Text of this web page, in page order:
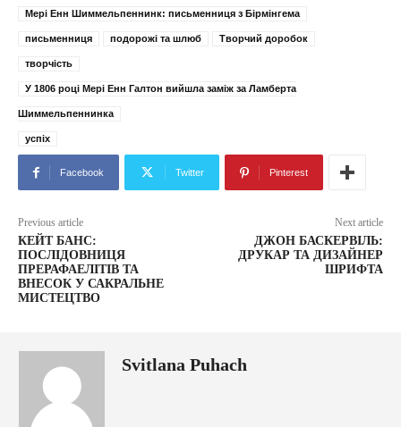
Мері Енн Шиммельпеннинк: письменниця з Бірмінгема
письменниця подорожі та шлюб Творчий доробок
творчість
У 1806 році Мері Енн Галтон вийшла заміж за Ламберта
Шиммельпеннинка
успіх
Facebook Twitter Pinterest
Previous article
КЕЙТ БАНС:
ПОСЛІДОВНИЦЯ
ПРЕРАФАЕЛІТІВ ТА
ВНЕСОК У САКРАЛЬНЕ
МИСТЕЦТВО
Next article
ДЖОН БАСКЕРВІЛЬ:
ДРУКАР ТА ДИЗАЙНЕР
ШРИФТА
Svitlana Puhach